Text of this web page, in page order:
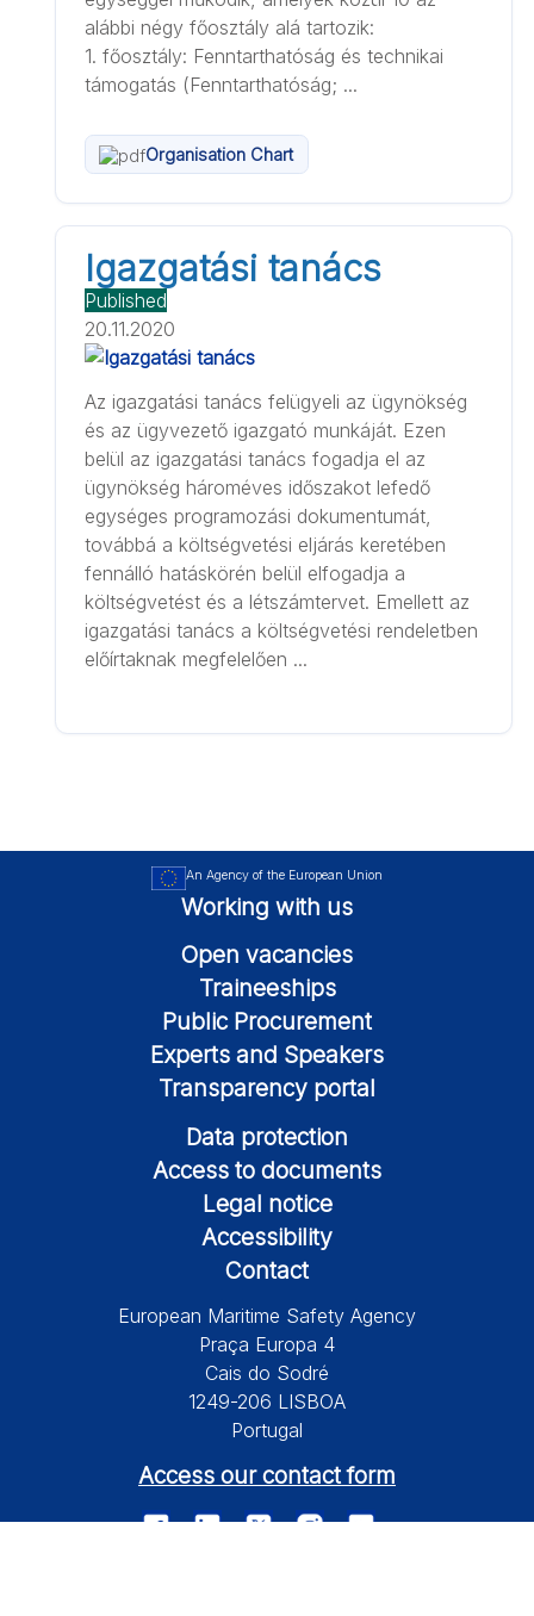
alábbi négy főosztály alá tartozik:
1. főosztály: Fenntarthatóság és technikai
támogatás (Fenntarthatóság; ...
Organisation Chart
Igazgatási tanács
Published
20.11.2020
Az igazgatási tanács felügyeli az ügynökség
és az ügyvezető igazgató munkáját. Ezen
belül az igazgatási tanács fogadja el az
ügynökség hároméves időszakot lefedő
egységes programozási dokumentumát,
továbbá a költségvetési eljárás keretében
fennálló hatáskörén belül elfogadja a
költségvetést és a létszámtervet. Emellett az
igazgatási tanács a költségvetési rendeletben
előírtaknak megfelelően ...
An Agency of the European Union
Working with us
Open vacancies
Traineeships
Public Procurement
Experts and Speakers
Transparency portal
Data protection
Access to documents
Legal notice
Accessibility
Contact
European Maritime Safety Agency
Praça Europa 4
Cais do Sodré
1249-206 LISBOA
Portugal
Access our contact form